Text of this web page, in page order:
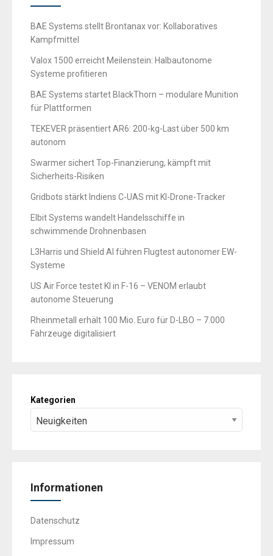
BAE Systems stellt Brontanax vor: Kollaboratives
Kampfmittel
Valox 1500 erreicht Meilenstein: Halbautonome
Systeme profitieren
BAE Systems startet BlackThorn – modulare Munition
für Plattformen
TEKEVER präsentiert AR6: 200-kg-Last über 500 km
autonom
Swarmer sichert Top-Finanzierung, kämpft mit
Sicherheits-Risiken
Gridbots stärkt Indiens C-UAS mit KI-Drone-Tracker
Elbit Systems wandelt Handelsschiffe in
schwimmende Drohnenbasen
L3Harris und Shield AI führen Flugtest autonomer EW-
Systeme
US Air Force testet KI in F-16 – VENOM erlaubt
autonome Steuerung
Rheinmetall erhält 100 Mio. Euro für D-LBO – 7.000
Fahrzeuge digitalisiert
Kategorien
Informationen
Datenschutz
Impressum